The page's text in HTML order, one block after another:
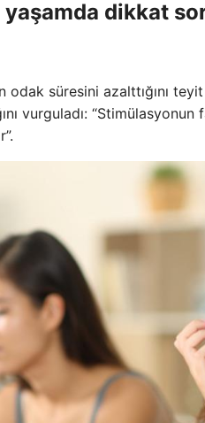
dikkat
süresini azalttığını
vurguladı: “Stimülasyonun